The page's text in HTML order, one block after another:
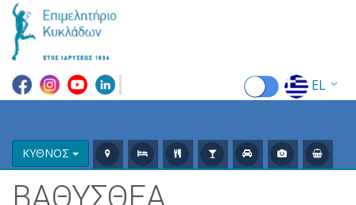
EL
FR
ΚΥΘΝΟΣ
ΒΑΘΥΣΘΕΑ